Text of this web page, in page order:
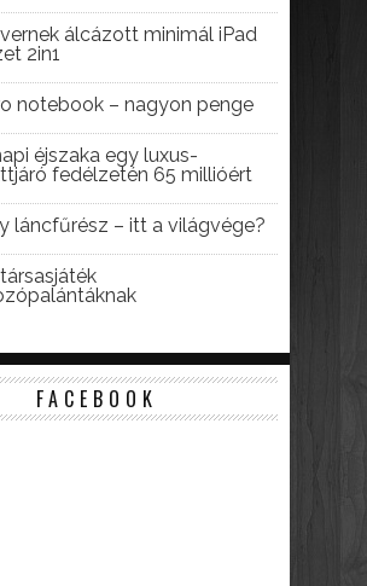
álcázott minimál iPad
2in1
notebook – nagyon penge
éjszaka egy luxus-
fedélzetén 65 millióért
láncfűrész – itt a világvége?
FACEBOOK